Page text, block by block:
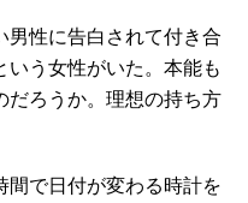
男性に告白されて付き合
いう女性がいた。本能も
だろうか。理想の持ち方
間で日付が変わる時計を